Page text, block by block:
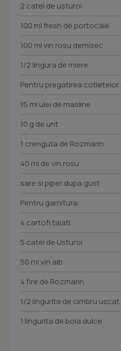
2 catei de usturoi
100 ml fresh de portocale
100 ml vin rosu demisec
1/2 lingura de miere
Pentru pregatirea cotletelor:
15 ml ulei de masline
10 g de unt
1 crenguta de Rozmarin
40 ml de vin rosu
sare si piper dupa gust
Pentru garnitura:
4 cartofi taiati
5 catei de Usturoi
50 ml vin alb
4 fire de Rozmarin
1/2 lingurita de cimbru uscat
1 lingurita de boia dulce